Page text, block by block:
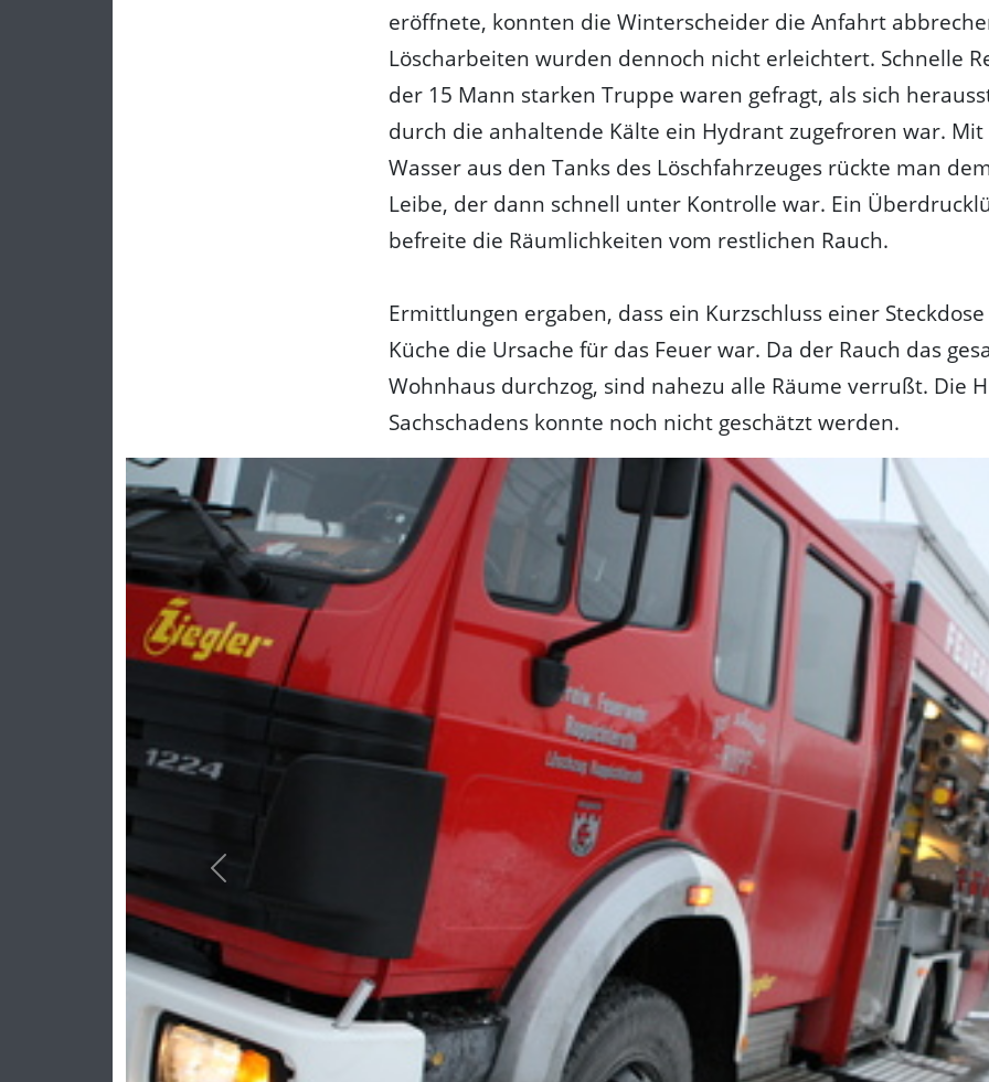
eröffnete, konnten die Winterscheider die Anfahrt
Löscharbeiten wurden dennoch nicht erleichtert. Schnelle
der 15 Mann starken Truppe waren gefragt, als sich
durch die anhaltende Kälte ein Hydrant zugefroren war.
Wasser aus den Tanks des Löschfahrzeuges rückte man
Leibe, der dann schnell unter Kontrolle war. Ein
befreite die Räumlichkeiten vom restlichen Rauch.
Ermittlungen ergaben, dass ein Kurzschluss einer
Küche die Ursache für das Feuer war. Da der Rauch das
Wohnhaus durchzog, sind nahezu alle Räume verrußt. Die
Sachschadens konnte noch nicht geschätzt werden.
Previous